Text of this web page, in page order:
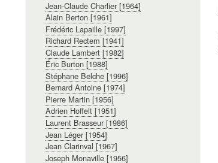
Jean-Claude Charlier [1964]
Alain Berton [1961]
Frédéric Lapaille [1997]
Richard Rectem [1941]
Claude Lambert [1982]
Éric Burton [1988]
Stéphane Belche [1996]
Bernard Antoine [1974]
Pierre Martin [1956]
Adrien Hoffelt [1951]
Laurent Brasseur [1986]
Jean Léger [1954]
Jean Clarinval [1967]
Joseph Monaville [1956]